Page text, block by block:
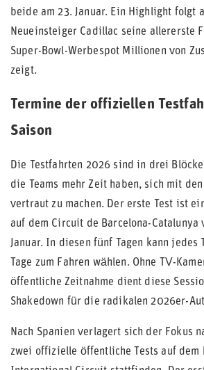
beide am 23. Januar. Ein Highlight folgt
Neueinsteiger Cadillac seine allererste
Super-Bowl-Werbespot Millionen von
zeigt.
Termine der offiziellen
Saison
Die Testfahrten 2026 sind in drei
die Teams mehr Zeit haben, sich mit den
vertraut zu machen. Der erste Test ist
auf dem Circuit de Barcelona-Catalunya
Januar. In diesen fünf Tagen kann jedes
Tage zum Fahren wählen. Ohne TV-
öffentliche Zeitnahme dient diese
Shakedown für die radikalen 2026er-
Nach Spanien verlagert sich der Fokus
zwei offizielle öffentliche Tests auf dem